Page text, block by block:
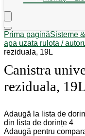
Prima paginăSisteme
apa uzata rulota /
reziduala, 19L
Canistra
reziduala, 19L
Adaugă la lista de
din lista de dorințe 4
Adaugă pentru